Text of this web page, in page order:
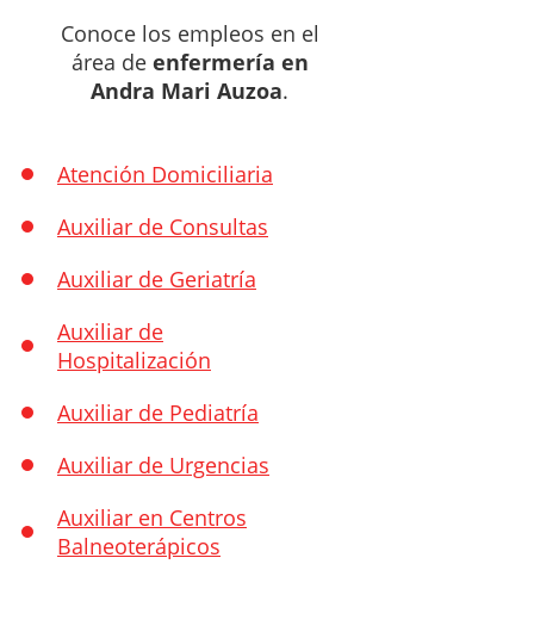
Conoce los empleos en el
área de enfermería en
Andra Mari Auzoa.
Atención Domiciliaria
Auxiliar de Consultas
Auxiliar de Geriatría
Auxiliar de
Hospitalización
Auxiliar de Pediatría
Auxiliar de Urgencias
Auxiliar en Centros
Balneoterápicos